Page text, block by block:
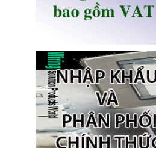
Ổ điện âm bàn đảo bếp có sạc
không dây 15W, USB-C -
Novalink KA-01
Giá: 2,650,000 VNĐ